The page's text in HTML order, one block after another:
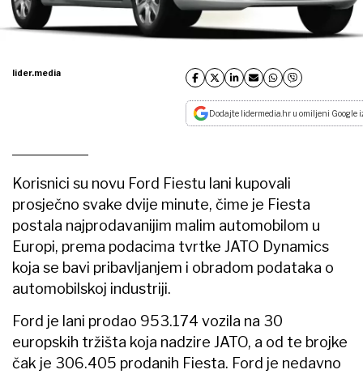
lider.media
Dodajte lidermedia.hr u omiljeni Google
Korisnici su novu Ford Fiestu lani kupovali
prosječno svake dvije minute, čime je Fiesta
postala najprodavanijim malim automobilom u
Europi, prema podacima tvrtke JATO Dynamics
koja se bavi pribavljanjem i obradom podataka o
automobilskoj industriji.
Ford je lani prodao 953.174 vozila na 30
europskih tržišta koja nadzire JATO, a od te brojke
čak je 306.405 prodanih Fiesta. Ford je nedavno